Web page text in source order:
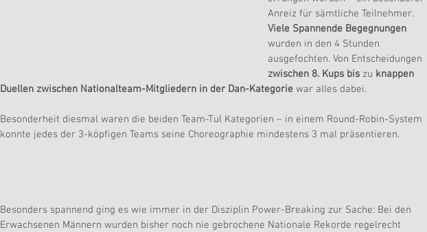
Anreiz für sämtliche Teilnehmer.
Viele Spannende Begegnungen
wurden in den 4 Stunden
ausgefochten. Von Entscheidungen
zwischen 8. Kups bis zu knappen
Duellen zwischen Nationalteam-Mitgliedern in der Dan-Kategorie war alles dabei.
Besonderheit diesmal waren die beiden Team-Tul Kategorien – in einem Round-Robin-System
konnte jedes der 3-köpfigen Teams seine Choreographie mindestens 3 mal präsentieren.
Besonders spannend ging es wie immer in der Disziplin Power-Breaking zur Sache: Bei den
Erwachsenen Männern wurden bisher noch nie gebrochene Nationale Rekorde regelrecht